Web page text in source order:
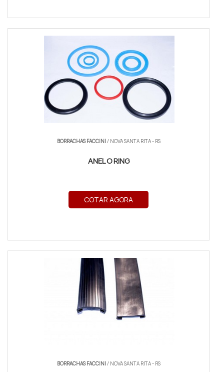
BORRACHAS FACCINI/ NOVA SANTA RITA - RS
ANEL O RING
COTAR AGORA
BORRACHAS FACCINI/ NOVA SANTA RITA - RS